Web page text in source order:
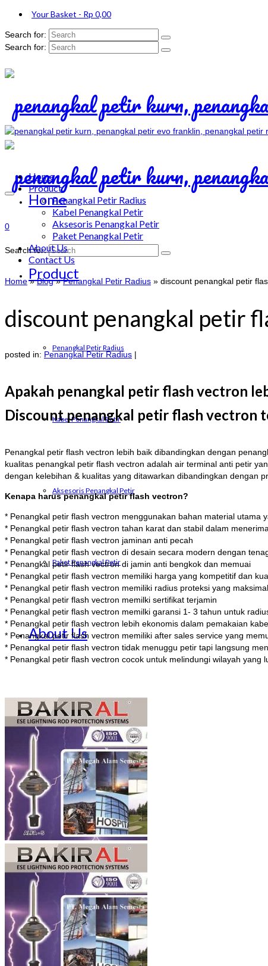
Your Basket - Rp 0,00
Search for:
Search for:
Home
Product
Penangkal Petir Radius
Kabel Penangkal Petir
Aksesoris Penangkal Petir
Paket Penangkal Petir
About Us
Contact Us
0
Search for:
Home
Product
Penangkal Petir Radius
Kabel Penangkal Petir
Aksesoris Penangkal Petir
Paket Penangkal Petir
About Us
Contact Us
Home » Blog»Penangkal Petir Radius » discount penangkal petir
discount penangkal petir
posted in: Penangkal Petir Radius |
Apakah penangkal petir flash vectron
Discount penangkal petir flash vectron
Penangkal petir flash vectron lebih baik dibandingkan dengan
kualitas penangkal petir flash vectron adalah air terminal anti petir
dengan kelebihan & kualitas yang ditawarkan dibandingkan dengan
Kenapa harus penangkal petir flash vectron?
* Penangkal petir flash vectron menggunakan bahan material utama
* Penangkal petir flash vectron tahan karat dan stabil dalam
* Penangkal petir flash vectron jaminan anti pecah
* Penangkal petir flash vectron di desain secara modern dengan
* Penangkal petir flash vectron di jamin anti bengkok dan memuai
* Penangkal petir flash vectron memiliki harga yang kompetitif dan
* Penangkal petir flash vectron memiliki radius proteksi yang
* Penangkal petir flash vectron memilki sertifikat terjamin
* Penangkal petir flash vectron memilki garansi 1- 3 tahun untuk
* Penangkal petir flash vectron lebih ekonomis dalam pemakaian
* Penangkal petir flash vectron memiliki after sales service yang
* Penangkal petir flash vectron tidak menuggu petir tapi langsung
* Penangkal petir flash vectron cocok untuk melindungi wilayah yang